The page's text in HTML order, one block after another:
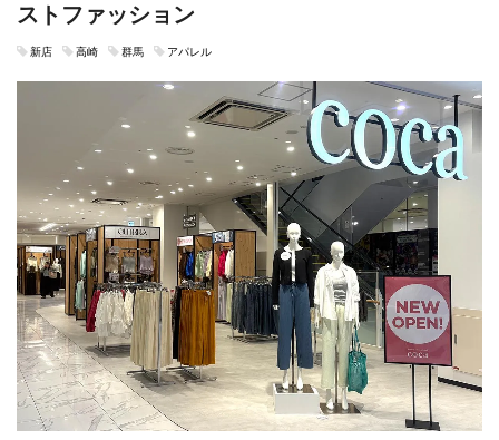
ストファッション
新店 高崎 群馬 アパレル